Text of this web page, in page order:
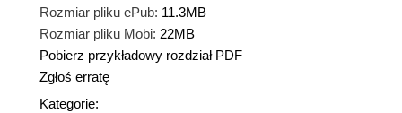
Rozmiar pliku ePub: 11.3MB
Rozmiar pliku Mobi: 22MB
Pobierz przykładowy rozdział PDF
Zgłoś erratę
Kategorie: